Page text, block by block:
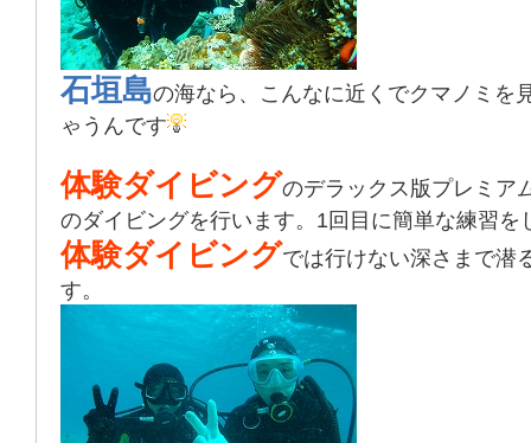
石垣島の海なら、こんなに近くでクマノミを
ゃうんです
体験ダイビングのデラックス版プレミア
のダイビングを行います。1回目に簡単な練習を
体験ダイビングでは行けない深さまで潜
す。